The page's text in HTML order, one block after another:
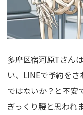
多摩区宿河原Tさん
い、LINEで予約を
ではないか？と不安
ぎっくり腰と思われ